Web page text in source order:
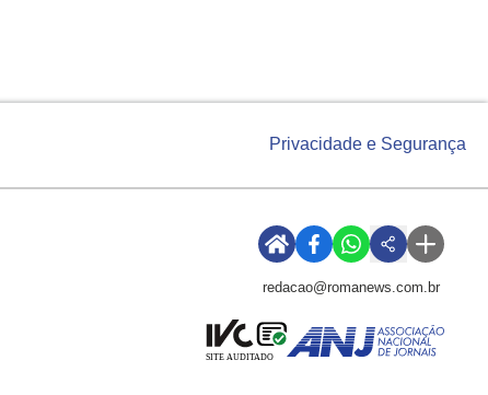
Privacidade e Segurança
redacao@romanews.com.br
SITE AUDITADO